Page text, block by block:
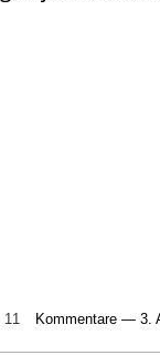
11 Kommentare — 3.